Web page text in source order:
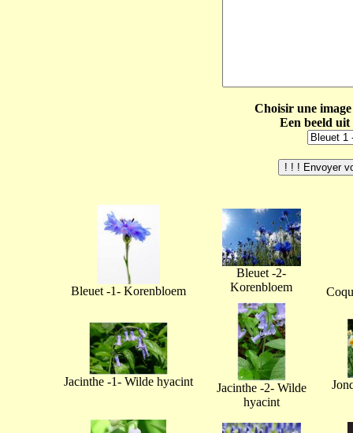
Choisir une
Een beeld
Bleuet -1- Korenbloem
Bleuet -2-
Korenbloem
Jacinthe -1- Wilde hyacint
Jacinthe -2- Wilde
hyacint